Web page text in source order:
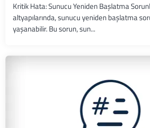
Kritik Hata: Sunucu Yeniden Başlatma
altyapılarında, sunucu yeniden başlatma
yaşanabilir. Bu sorun, sun...